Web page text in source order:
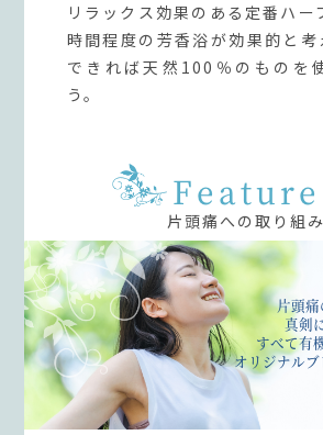
リラックス効果のある定番ハー
時間程度の芳香浴が効果的と考
できれば天然100％のものを
う。
Feature
片頭痛への取り組み
片頭
真剣
すべて有
オリジナルブ